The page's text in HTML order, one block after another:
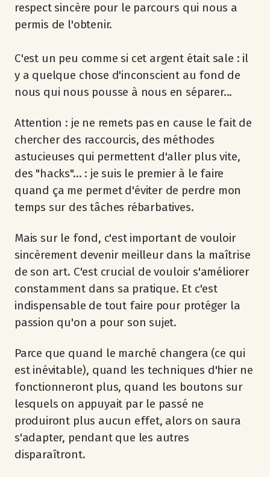
respect sincère pour le parcours qui nous a
permis de l'obtenir.
C'est un peu comme si cet argent était sale : il
y a quelque chose d'inconscient au fond de
nous qui nous pousse à nous en séparer...
Attention : je ne remets pas en cause le fait de
chercher des raccourcis, des méthodes
astucieuses qui permettent d'aller plus vite,
des "hacks"... : je suis le premier à le faire
quand ça me permet d'éviter de perdre mon
temps sur des tâches rébarbatives.
Mais sur le fond, c'est important de vouloir
sincèrement devenir meilleur dans la maîtrise
de son art. C'est crucial de vouloir s'améliorer
constamment dans sa pratique. Et c'est
indispensable de tout faire pour protéger la
passion qu'on a pour son sujet.
Parce que quand le marché changera (ce qui
est inévitable), quand les techniques d'hier ne
fonctionneront plus, quand les boutons sur
lesquels on appuyait par le passé ne
produiront plus aucun effet, alors on saura
s'adapter, pendant que les autres
disparaîtront.